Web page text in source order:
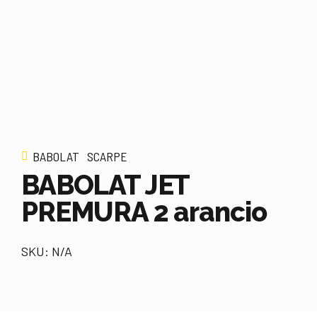
BABOLAT SCARPE
BABOLAT JET
PREMURA 2 arancio
SKU: N/A